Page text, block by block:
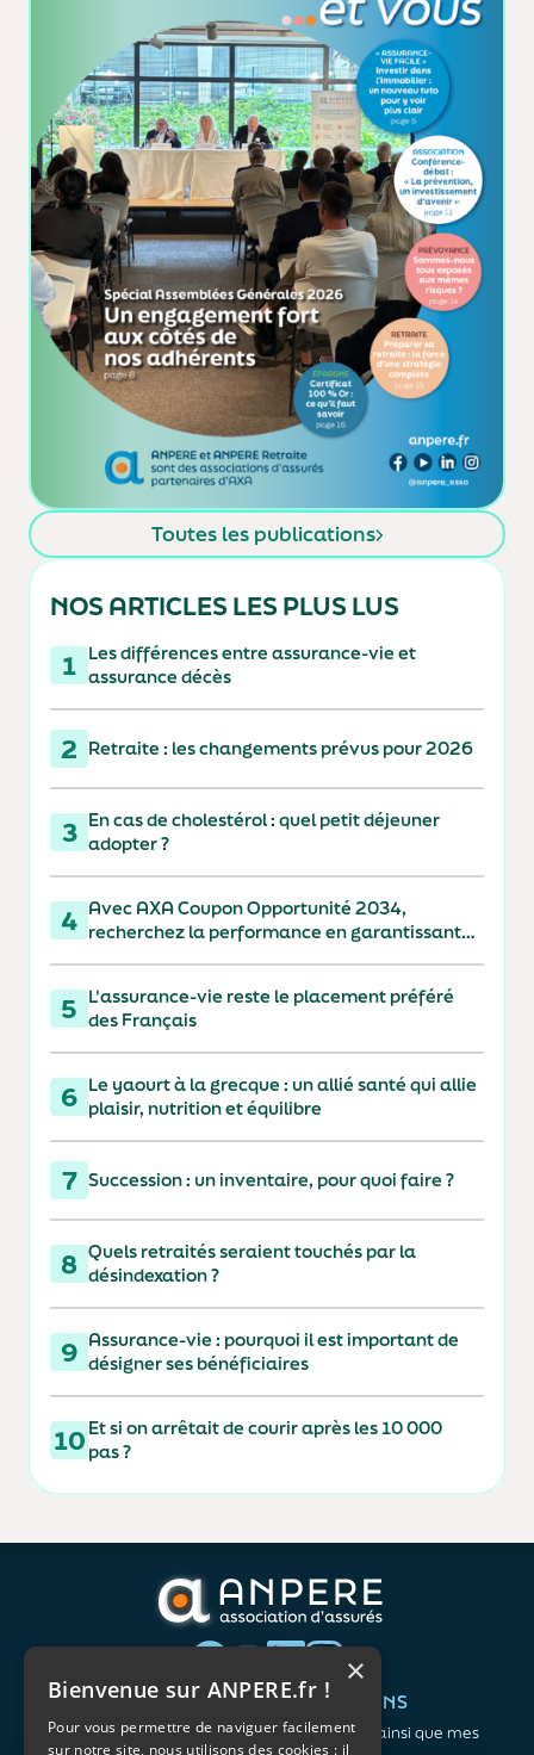
Toutes les publications
NOS ARTICLES LES PLUS LUS
1 Les différences entre assurance-vie et
assurance décès
2 Retraite : les changements prévus pour 2026
3 En cas de cholestérol : quel petit déjeuner
adopter ?
4 Avec AXA Coupon Opportunité 2034,
recherchez la performance en garantissant
5 L'assurance-vie reste le placement préféré
des Français
6 Le yaourt à la grecque : un allié santé qui allie
plaisir, nutrition et équilibre
7 Succession : un inventaire, pour quoi faire ?
8 Quels retraités seraient touchés par la
désindexation ?
9 Assurance-vie : pourquoi il est important de
désigner ses bénéficiaires
10 Et si on arrêtait de courir après les 10 000
pas ?
QUI SOMMES-NOUS ?
L'association
VOS BESOINS
Me protéger ainsi que mes
×
Bienvenue sur ANPERE.fr !
Pour vous permettre de naviguer facilement
sur notre site, nous utilisons des cookies : il